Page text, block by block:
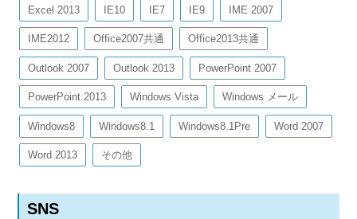
Excel 2013 IE10 IE7 IE9 IME 2007
IME2012 Office2007共通 Office2013共通
Outlook 2007 Outlook 2013 PowerPoint 2007
PowerPoint 2013 Windows Vista Windows メール
Windows8 Windows8.1 Windows8.1Pre Word 2007
Word 2013 その他
SNS